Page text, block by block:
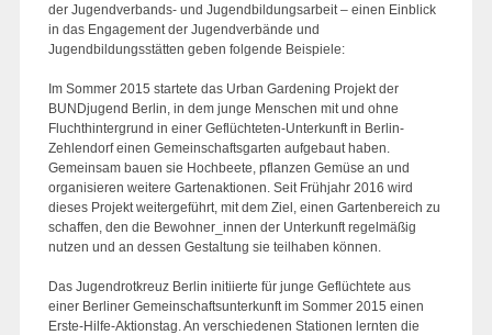
der Jugendverbands- und Jugendbildungsarbeit – einen Einblick
in das Engagement der Jugendverbände und
Jugendbildungsstätten geben folgende Beispiele:
Im Sommer 2015 startete das Urban Gardening Projekt der
BUNDjugend Berlin, in dem junge Menschen mit und ohne
Fluchthintergrund in einer Geflüchteten-Unterkunft in Berlin-
Zehlendorf einen Gemeinschaftsgarten aufgebaut haben.
Gemeinsam bauen sie Hochbeete, pflanzen Gemüse an und
organisieren weitere Gartenaktionen. Seit Frühjahr 2016 wird
dieses Projekt weitergeführt, mit dem Ziel, einen Gartenbereich zu
schaffen, den die Bewohner_innen der Unterkunft regelmäßig
nutzen und an dessen Gestaltung sie teilhaben können.
Das Jugendrotkreuz Berlin initiierte für junge Geflüchtete aus
einer Berliner Gemeinschaftsunterkunft im Sommer 2015 einen
Erste-Hilfe-Aktionstag. An verschiedenen Stationen lernten die